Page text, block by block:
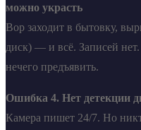
можно украсть
Вор заходит в бытовку,
диск) — и всё. Записей
нечего предъявить.
Ошибка 4. Нет детекции
Камера пишет 24/7. Но